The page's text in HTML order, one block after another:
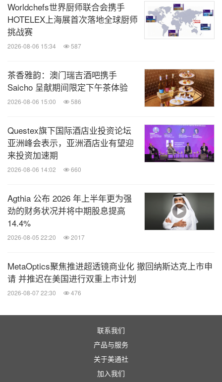
Worldchefs世界厨师联合会携手
HOTELEX上海展首次落地全球厨师
挑战赛
2026-08-06 15:34 587
茶香雅韵：澳门瑞吉酒吧携手
Saicho 呈献期间限定下午茶体验
2026-08-06 15:00 586
Questex旗下国际酒店业投资论坛
亚洲峰会表示，亚洲酒店业有望迎
来投资加速期
2026-08-06 14:02 660
Agthia 公布 2026 年上半年更为强
劲的财务状况并将中期股息提高
14.4%
2026-08-05 22:20 2017
MetaOptics聚焦推进超透镜商业化 撤回纳斯达克上市申
请 并推迟在美国进行双重上市计划
2026-08-07 22:30 476
联系我们
产品与服务
关于美通社
加入我们